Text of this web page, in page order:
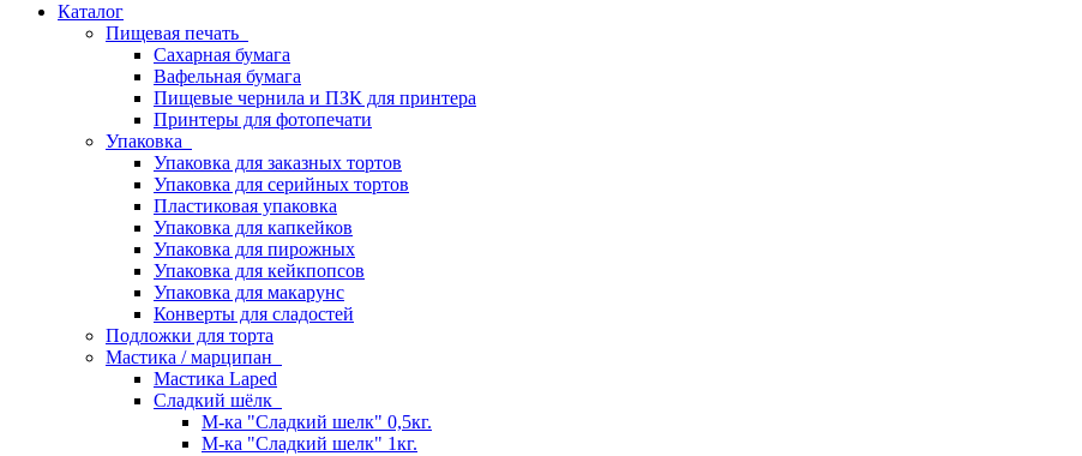
Каталог
Пищевая печать
Сахарная бумага
Вафельная бумага
Пищевые чернила и ПЗК для принтера
Принтеры для фотопечати
Упаковка
Упаковка для заказных тортов
Упаковка для серийных тортов
Пластиковая упаковка
Упаковка для капкейков
Упаковка для пирожных
Упаковка для кейкпопсов
Упаковка для макарунс
Конверты для сладостей
Подложки для торта
Мастика / марципан
Мастика Laped
Сладкий шёлк
М-ка "Сладкий шелк" 0,5кг.
М-ка "Сладкий шелк" 1кг.